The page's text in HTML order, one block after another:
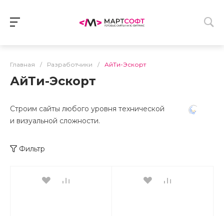
Главная / Разработчики / АйТи-Эскорт
АйТи-Эскорт
Строим сайты любого уровня технической
и визуальной сложности.
Фильтр